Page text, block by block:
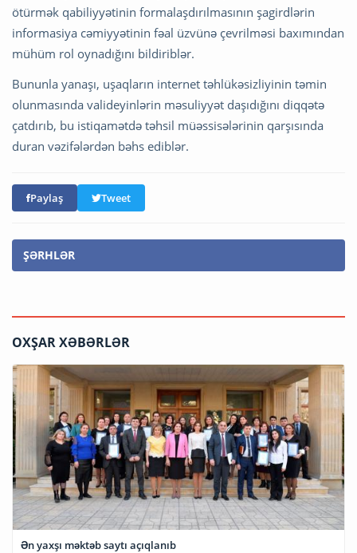
ötürmək qabiliyyətinin formalaşdırılmasının şagirdlərin
informasiya cəmiyyətinin fəal üzvünə çevrilməsi baxımından
mühüm rol oynadığını bildiriblər.
Bununla yanaşı, uşaqların internet təhlükəsizliyinin təmin
olunmasında valideyinlərin məsuliyyət daşıdığını diqqətə
çatdırıb, bu istiqamətdə təhsil müəssisələrinin qarşısında
duran vəzifələrdən bəhs ediblər.
Paylaş Tweet
ŞƏRHLƏR
OXŞAR XƏBƏRLƏR
Ən yaxşı məktəb saytı açıqlanıb